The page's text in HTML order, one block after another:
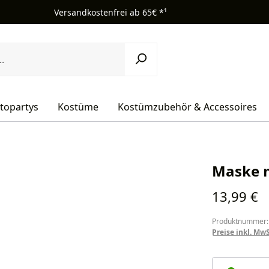
Versandkostenfrei ab 65€ *¹
Kostüme Kostümzubehör & Accessoires
Maske
Regulärer
13,99 €
Preise inkl.